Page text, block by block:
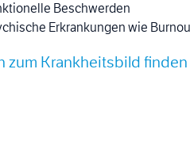
Beschwerden
Erkrankungen wie
zum Krankheitsbild